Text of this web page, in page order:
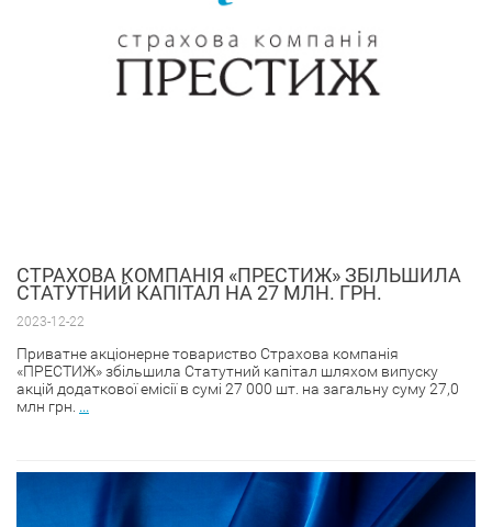
СТРАХОВА КОМПАНІЯ «ПРЕСТИЖ» ЗБІЛЬШИЛА
СТАТУТНИЙ КАПІТАЛ НА 27 МЛН. ГРН.
2023-12-22
Приватне акціонерне товариство Страхова компанія
«ПРЕСТИЖ» збільшила Статутний капітал шляхом випуску
акцій додаткової емісії в сумі 27 000 шт. на загальну суму 27,0
млн грн. ...